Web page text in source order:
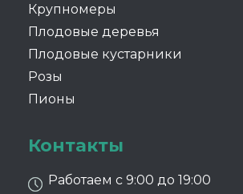
Крупномеры
Плодовые деревья
Плодовые кустарники
Розы
Пионы
Контакты
Работаем с 9:00 до 19:00